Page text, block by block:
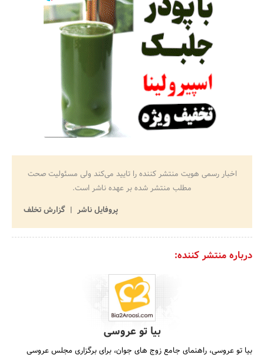
اخبار رسمی هویت منتشر کننده را تایید می‌کند ولی مسئولیت صحت
مطلب منتشر شده بر عهده ناشر است.
پروفایل ناشر
گزارش تخلف
درباره منتشر کننده:
بیا تو عروسی
بیا تو عروسی، راهنمای جامع زوج های جوان، برای برگزاری مجلس عروسی